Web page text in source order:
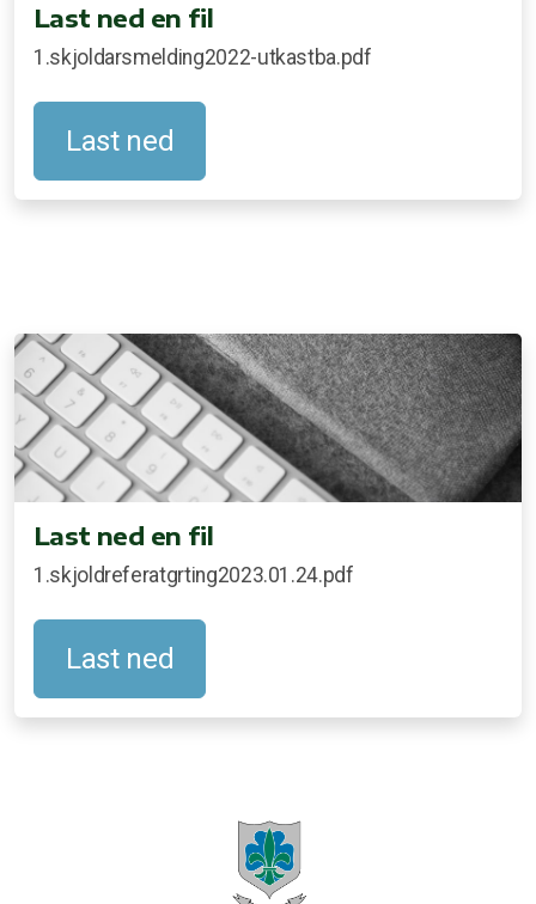
Last ned en fil
1.skjoldarsmelding2022-utkastba.pdf
Last ned
Last ned en fil
1.skjoldreferatgrting2023.01.24.pdf
Last ned